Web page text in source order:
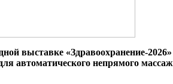
выставке «Здравоохранение-
автоматического непрямого